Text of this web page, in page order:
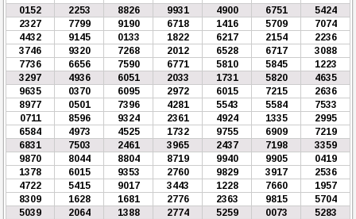
0152
2253 8826 9931 4900 6751
5424
2327
7799 9190 6718 1416 5709
7074
4432
9145 0133 1822 6217 2154
2236
3746
9320 7268 2012 6528 6717
3088
7736
6656 7590 6771 5810 5845
1223
3297
4936 6051 2033 1731 5820
4635
9635
0370 6095 2972 6015 7215
2636
8977
0501 7396 4281 5543 5584
7533
0711
8596 9324 2361 4924 1335
2995
6584
4973 4525 1732 9755 6909
7219
6831
7503 2461 3965 2437 7198
3359
9870
8044 8804 8719 9940 9905
0419
1378
6015 9353 2760 9829 3917
2536
4722
5415 9017 3443 1228 7660
1957
8309
1628 1681 2776 2363 9815
5704
5039
2064 1388 2774 5259 0073
5283